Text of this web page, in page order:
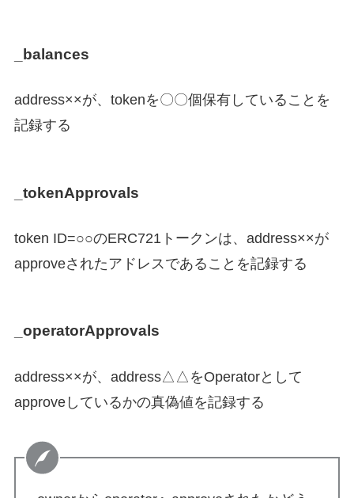
_balances
address××が、tokenを〇〇個保有していることを
記録する
_tokenApprovals
token ID=○○のERC721トークンは、address××が
approveされたアドレスであることを記録する
_operatorApprovals
address××が、address△△をOperatorとして
approveしているかの真偽値を記録する